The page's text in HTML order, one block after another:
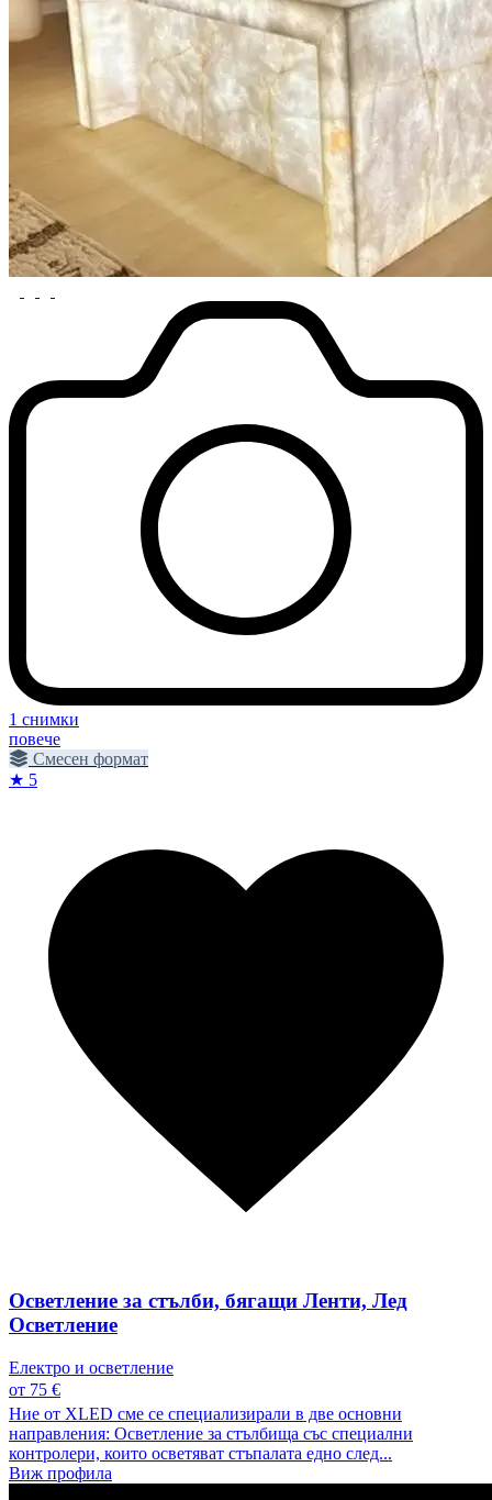
1 снимки
повече
Смесен формат
★ 5
Осветление за стълби, бягащи Ленти, Лед
Осветление
Електро и осветление
от 75 €
Ние от XLED сме се специализирали в две основни
направления: Осветление за стълбища със специални
контролери, които осветяват стъпалата едно след...
Виж профила